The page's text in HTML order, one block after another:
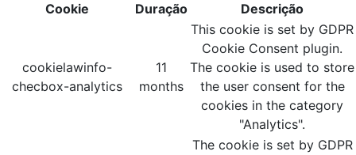
Cookie
Duração Descrição
cookielawinfo-
checbox-analytics
11
months
This cookie is set by GDPR
Cookie Consent plugin.
The cookie is used to store
the user consent for the
cookies in the category
"Analytics".
The cookie is set by GDPR